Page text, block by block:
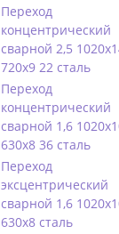
Переход
концентрический
сварной 2,5
720х9 22 сталь
Переход
концентрический
сварной 1,6
630х8 36 сталь
Переход
эксцентрический
сварной 1,6
630х8 сталь